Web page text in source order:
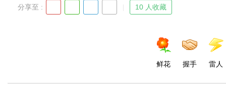
分享至 : 10 人收藏
鲜花 握手 雷人